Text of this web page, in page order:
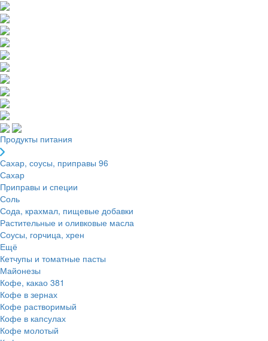
Продукты питания
Сахар, соусы, приправы 96
Сахар
Приправы и специи
Соль
Сода, крахмал, пищевые добавки
Растительные и оливковые масла
Соусы, горчица, хрен
Ещё
Кетчупы и томатные пасты
Майонезы
Кофе, какао 381
Кофе в зернах
Кофе растворимый
Кофе в капсулах
Кофе молотый